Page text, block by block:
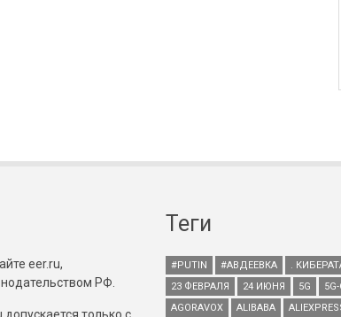
eer.ru,
РФ.
Теги
#PUTIN #АВДЕЕВКА .
23 ФЕВРАЛЯ
24 ИЮНЯ 5G
AGORAVOX
ALIBABA